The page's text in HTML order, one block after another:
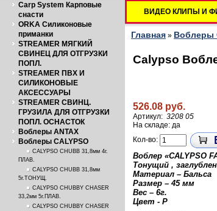
Carp System Карповые
снасти
ORKA Силиконовые
приманки
STREAMER МЯГКИЙ
СВИНЕЦ ДЛЯ ОТГРУЗКИ
ПОПЛ.
STREAMER ПВХ И
СИЛИКОНОВЫЕ
АКСЕССУАРЫ
STREAMER СВИНЦ.
ГРУЗИЛА ДЛЯ ОТГРУЗКИ
ПОПЛ. ОСНАСТОК
Воблеры ANTAX
Воблеры CALYPSO
CALYPSO CHUBB 31,8мм 4г.
ПЛАВ.
CALYPSO CHUBB 31,8мм
5г.ТОНУЩ.
CALYPSO CHUBBY CHASER
33,2мм 5г.ПЛАВ.
CALYPSO CHUBBY CHASER
ВИДЕО КЛИПЫ И
Главная » Воблеры
Calypso
526.08 руб.
Артикул: 3208 05
На складе: да
Кол-во:
Воблер «CALYPSO
Тонущий ,
Материал – Бальса
Размер – 45 мм
Вес – 6г.
Цвет - P